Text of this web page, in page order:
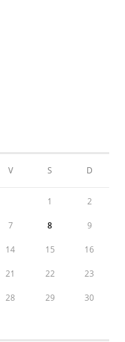
V S D
1 2
7 8 9
14 15 16
21 22 23
28 29 30